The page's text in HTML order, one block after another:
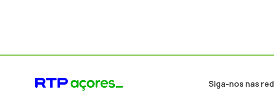
Siga-nos nas